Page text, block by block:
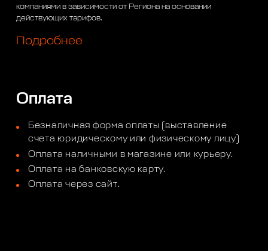
компаниями в зависимости от Региона на основании
действующих тарифов.
Подробнее
Оплата
Безналичная форма оплаты (выставление
счета юридическому или физическому лицу)
Оплата наличными в магазине или курьеру.
Оплата на банковскую карту.
Оплата через сайт.